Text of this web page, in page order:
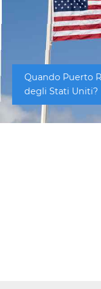
Quando Puerto
degli Stati Uniti?